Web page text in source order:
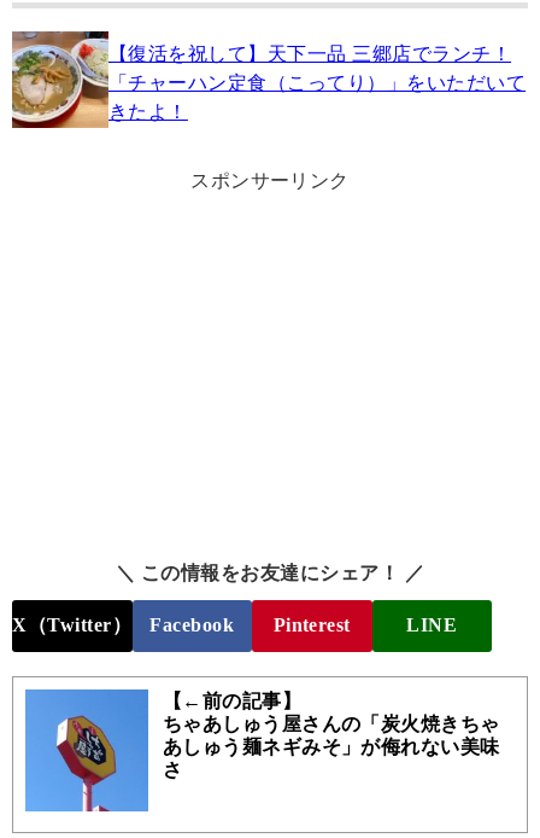
【復活を祝して】天下一品 三郷店でランチ！
「チャーハン定食（こってり）」をいただいて
きたよ！
スポンサーリンク
＼ この情報をお友達にシェア！ ／
X（Twitter） Facebook Pinterest LINE
【←前の記事】
ちゃあしゅう屋さんの「炭火焼きちゃ
あしゅう麺ネギみそ」が侮れない美味
さ